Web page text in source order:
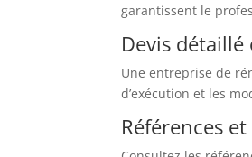
garantissent le
Devis
Une entreprise de
d’exécution et les
Références